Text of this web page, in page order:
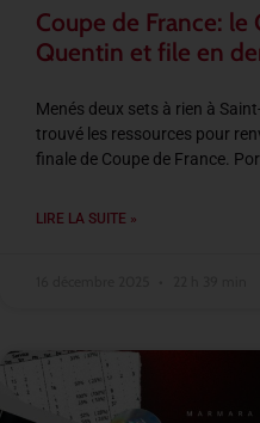
Coupe de France: le
Quentin et file en
Menés deux sets à rien à
trouvé les ressources pour
finale de Coupe de France.
LIRE LA SUITE »